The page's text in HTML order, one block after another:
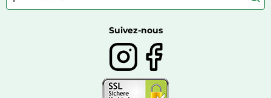
Caravaning
Suivez-nous